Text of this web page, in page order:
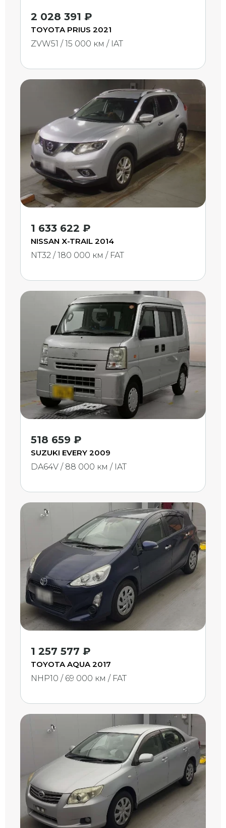
2 028 391 ₽
TOYOTA PRIUS 2021
ZVW51 / 15 000 км / IAT
1 633 622 ₽
NISSAN X-TRAIL 2014
NT32 / 180 000 км / FAT
518 659 ₽
SUZUKI EVERY 2009
DA64V / 88 000 км / IAT
1 257 577 ₽
TOYOTA AQUA 2017
NHP10 / 69 000 км / FAT